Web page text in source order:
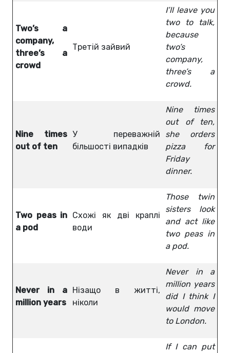
Two’s a
company,
three’s a
crowd
Третій зайвий
I’ll leave you
two to talk,
because
two’s
company,
three’s a
crowd.
Nine times
out of ten
У переважній
більшості випадків
Nine times
out of ten,
she orders
pizza for
Friday
dinner.
Two peas in
a pod
Схожі як дві краплі
води
Those twin
sisters look
and act like
two peas in
a pod.
Never in a
million years
Нізащо в житті,
ніколи
Never in a
million years
did I think I
would move
to London.
If I can put